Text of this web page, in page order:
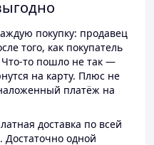
покупку: продавец
того, как покупатель
Что-то пошло не так —
на карту. Плюс не
платёж на
доставка по всей
Достаточно одной